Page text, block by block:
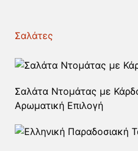
Σαλάτες
Σαλάτα Ντομάτας με
Αρωματική Επιλογή